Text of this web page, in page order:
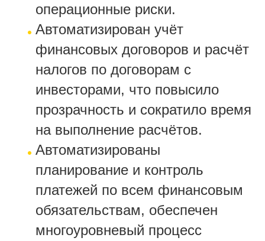
операционные риски.
Автоматизирован учёт
финансовых договоров и расчёт
налогов по договорам с
инвесторами, что повысило
прозрачность и сократило время
на выполнение расчётов.
Автоматизированы
планирование и контроль
платежей по всем финансовым
обязательствам, обеспечен
многоуровневый процесс